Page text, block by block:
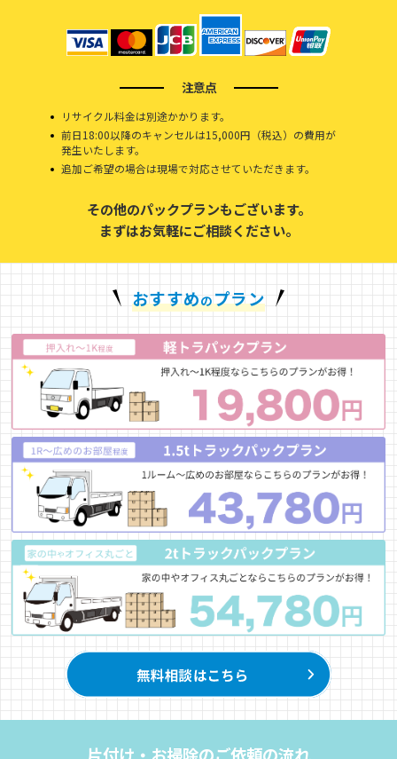
注意点
リサイクル料金は別途かかります。
前日18:00以降のキャンセルは15,000円（税込）の費用が
発生いたします。
追加ご希望の場合は現場で対応させていただきます。
その他のパックプランもございます。
まずはお気軽にご相談ください。
おすすめのプラン